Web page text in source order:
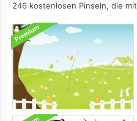
246 kostenlosen Pinseln, die mit